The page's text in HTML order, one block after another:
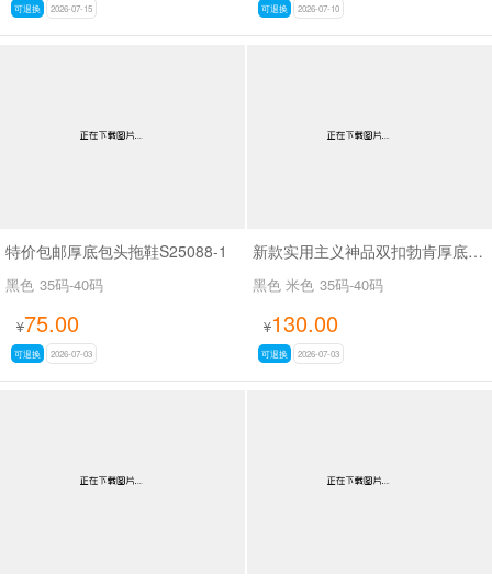
可退换 2026-07-15 可退换 2026-07-10
特价包邮厚底包头拖鞋S25088-1
黑色 35码-40码
¥75.00
可退换 2026-07-03
新款实用主义神品双扣勃肯厚底拖鞋SA7128
黑色 米色 35码-40码
¥130.00
可退换 2026-07-03